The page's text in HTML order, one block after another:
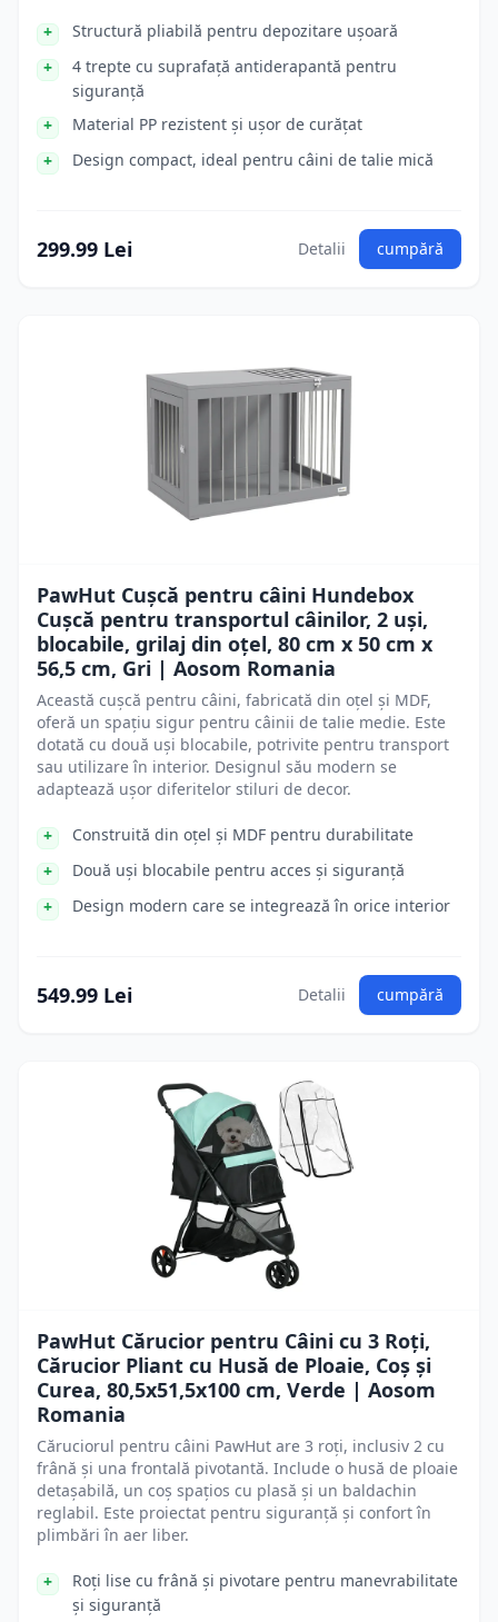
Structură pliabilă pentru depozitare ușoară
4 trepte cu suprafață antiderapantă pentru
siguranță
Material PP rezistent și ușor de curățat
Design compact, ideal pentru câini de talie mică
299.99 Lei Detalii cumpără
PawHut Cușcă pentru câini Hundebox
Cușcă pentru transportul câinilor, 2 uși,
blocabile, grilaj din oțel, 80 cm x 50 cm x
56,5 cm, Gri | Aosom Romania
Această cușcă pentru câini, fabricată din oțel și MDF,
oferă un spațiu sigur pentru câinii de talie medie. Este
dotată cu două uși blocabile, potrivite pentru transport
sau utilizare în interior. Designul său modern se
adaptează ușor diferitelor stiluri de decor.
Construită din oțel și MDF pentru durabilitate
Două uși blocabile pentru acces și siguranță
Design modern care se integrează în orice interior
549.99 Lei Detalii cumpără
PawHut Cărucior pentru Câini cu 3 Roți,
Cărucior Pliant cu Husă de Ploaie, Coș și
Curea, 80,5x51,5x100 cm, Verde | Aosom
Romania
Căruciorul pentru câini PawHut are 3 roți, inclusiv 2 cu
frână și una frontală pivotantă. Include o husă de ploaie
detașabilă, un coș spațios cu plasă și un baldachin
reglabil. Este proiectat pentru siguranță și confort în
plimbări în aer liber.
Roți lise cu frână și pivotare pentru manevrabilitate
și siguranță